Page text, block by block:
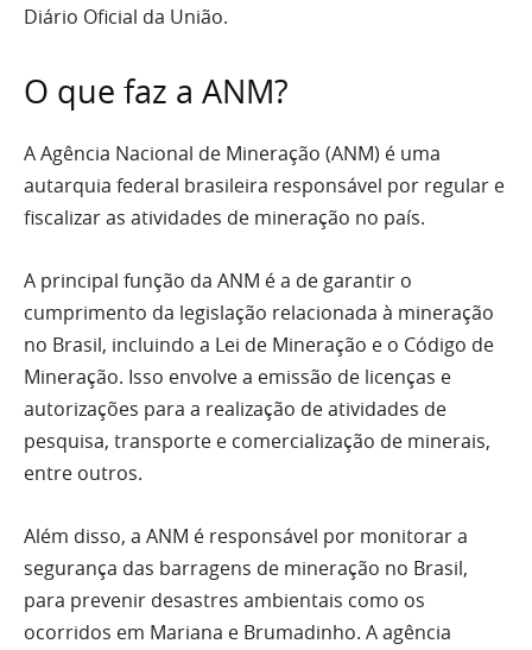
Diário Oficial da União.
O que faz a ANM?
A Agência Nacional de Mineração (ANM) é uma
autarquia federal brasileira responsável por regular e
fiscalizar as atividades de mineração no país.
A principal função da ANM é a de garantir o
cumprimento da legislação relacionada à mineração
no Brasil, incluindo a Lei de Mineração e o Código de
Mineração. Isso envolve a emissão de licenças e
autorizações para a realização de atividades de
pesquisa, transporte e comercialização de minerais,
entre outros.
Além disso, a ANM é responsável por monitorar a
segurança das barragens de mineração no Brasil,
para prevenir desastres ambientais como os
ocorridos em Mariana e Brumadinho. A agência